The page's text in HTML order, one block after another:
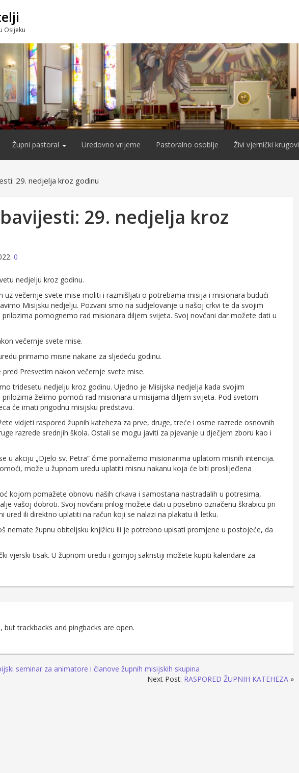
Osijeku
Župni pastoral Uredovno vrijeme Pastoralno osoblje Živi vjernički krugovi
29. nedjelja kroz godinu
29. nedjelja kroz
0
nedjelju kroz godinu.
uz večernje svete mise moliti i razmišljati o potrebama misija i misionara budući
Misijsku nedjelju. Pozvani smo na sudjelovanje u našoj crkvi te da svojim
pomognemo rad misionara diljem svijeta. Svoj novčani dar možete dati u
večernje svete mise.
primamo misne nakane za sljedeću godinu.
Presvetim nakon večernje svete mise.
tridesetu nedjelju kroz godinu. Ujedno je Misijska nedjelja kada svojim
želimo pomoći rad misionara u misijama diljem svijeta. Pod svetom
će imati prigodnu misijsku predstavu.
vidjeti raspored župnih kateheza za prve, druge, treće i osme razrede osnovnih
razrede srednjih škola. Ostali se mogu javiti za pjevanje u dječjem zboru kao i
u akciju „Djelo sv. Petra“ čime pomažemo misionarima uplatom misnih intencija.
može u župnom uredu uplatiti misnu nakanu koja će biti proslijeđena
kojom pomažete obnovu naših crkava i samostana nastradalih u potresima,
vašoj dobroti. Svoj novčani prilog možete dati u posebno označenu škrabicu pri
ured ili direktno uplatiti na račun koji se nalazi na plakatu ili letku.
nemate župnu obiteljsku knjižicu ili je potrebno upisati promjene u postojeće, da
vjerski tisak. U župnom uredu i gornjoj sakristiji možete kupiti kalendare za
but trackbacks and pingbacks are open.
seminar za animatore i članove župnih misijskih skupina
Next Post: RASPORED ŽUPNIH KATEHEZA »